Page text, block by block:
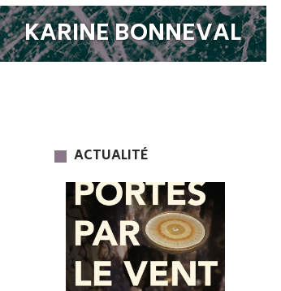
KARINE BONNEVAL
ACTUALITÉ